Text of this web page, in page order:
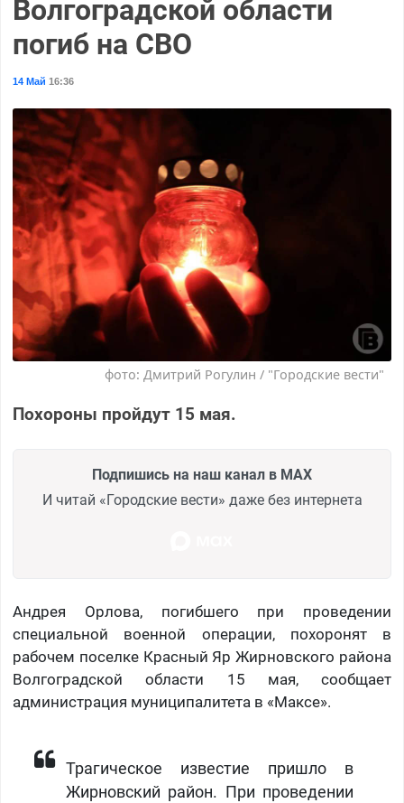
Волгоградской области
погиб на СВО
14 Май 16:36
фото: Дмитрий Рогулин / "Городские вести"
Похороны пройдут 15 мая.
Подпишись на наш канал в MAX
И читай «Городские вести» даже без интернета
Андрея Орлова, погибшего при проведении
специальной военной операции, похоронят в
рабочем поселке Красный Яр Жирновского района
Волгоградской области 15 мая, сообщает
администрация муниципалитета в «Максе».
Трагическое известие пришло в
Жирновский район. При проведении